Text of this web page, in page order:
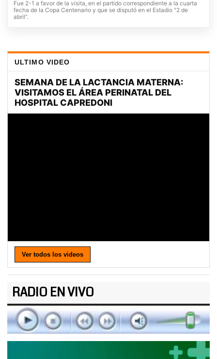
Fue 2-1 a favor de la visita, en el partido correspondiente a la cuarta
fecha de la Copa Centenario y que se disputó en el Estadio "2 de
abril".
ULTIMO VIDEO
Ver todos los videos
RADIO EN VIVO